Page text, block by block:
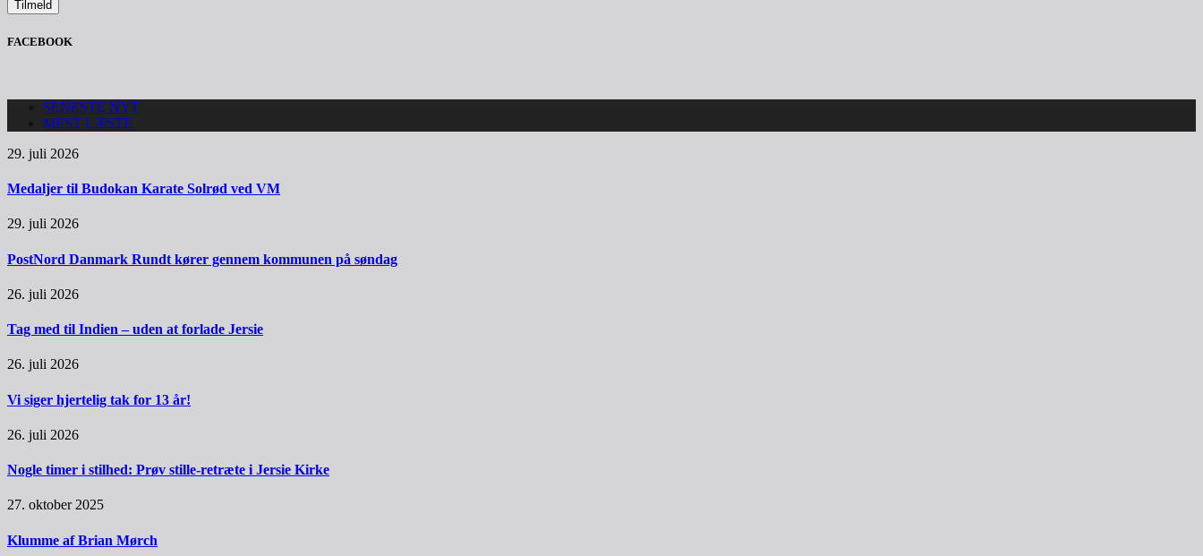
FACEBOOK
SENESTE NYT
MEST LÆSTE
29. juli 2026
Medaljer til Budokan Karate Solrød ved VM
29. juli 2026
PostNord Danmark Rundt kører gennem kommunen på søndag
26. juli 2026
Tag med til Indien – uden at forlade Jersie
26. juli 2026
Vi siger hjertelig tak for 13 år!
26. juli 2026
Nogle timer i stilhed: Prøv stille-retræte i Jersie Kirke
27. oktober 2025
Klumme af Brian Mørch